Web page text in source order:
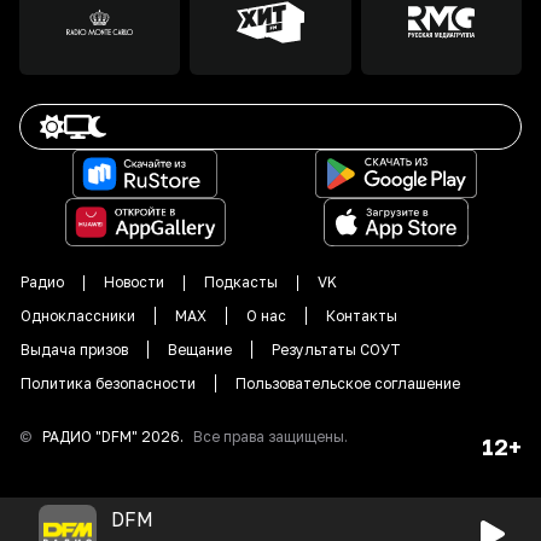
Радио Новости Подкасты
VK
Одноклассники
MAX О нас
Контакты
Выдача призов
Вещание
Результаты СОУТ
Политика безопасности
Пользовательское соглашение
© РАДИО "DFM" 2026. Все права защищены. 12+
DFM